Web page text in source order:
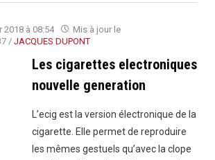
:
2018 à 08:54
Mis à jour le
/ JACQUES DUPONT
Les cigarettes electroniques
nouvelle generation
L’ecig est la version électronique de la
cigarette. Elle permet de reproduire
les mêmes gestuels qu’avec la clope